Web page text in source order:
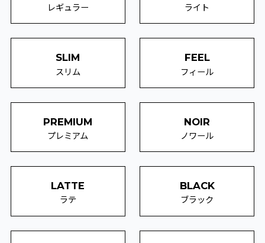
レギュラー ライト
SLIM
スリム
FEEL
フィール
PREMIUM
プレミアム
NOIR
ノワール
LATTE
ラテ
BLACK
ブラック